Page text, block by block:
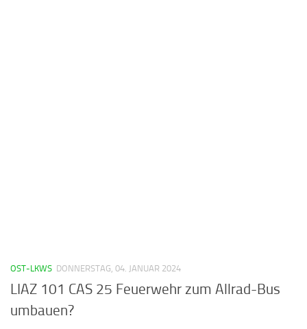
OST-LKWS DONNERSTAG, 04. JANUAR 2024
LIAZ 101 CAS 25 Feuerwehr zum Allrad-Bus
umbauen?